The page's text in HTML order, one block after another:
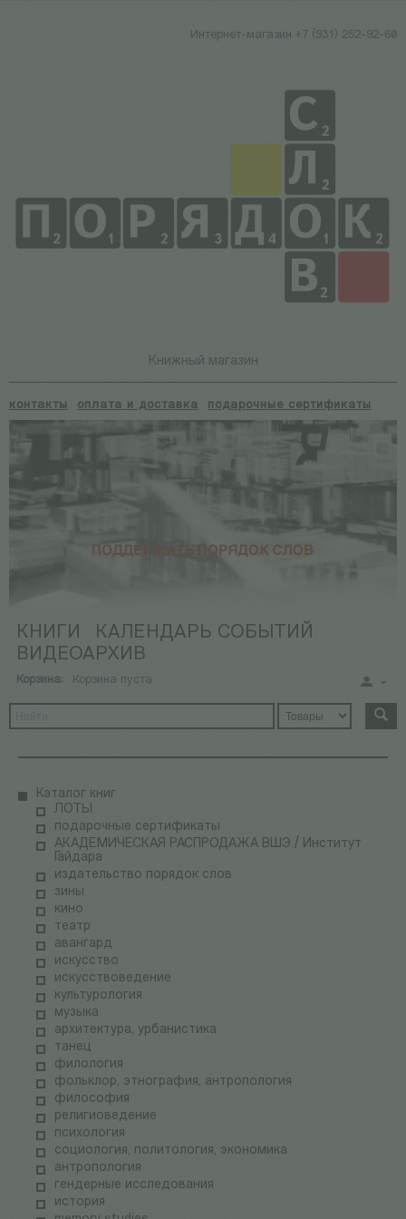
Интернет-магазин +7 (931) 252-92-60
Книжный магазин
контакты оплата и доставка подарочные сертификаты
КНИГИ
КАЛЕНДАРЬ СОБЫТИЙ
ВИДЕОАРХИВ
Корзина: Корзина пуста
Каталог книг
ЛОТЫ
подарочные сертификаты
АКАДЕМИЧЕСКАЯ РАСПРОДАЖА ВШЭ / Институт
Гайдара
издательство порядок слов
зины
кино
театр
авангард
искусство
искусствоведение
культурология
музыка
архитектура, урбанистика
танец
филология
фольклор, этнография, антропология
философия
религиоведение
психология
социология, политология, экономика
антропология
гендерные исследования
история